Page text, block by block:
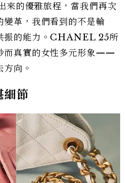
來的優雅旅程，當我們再次
變革，我們看到的不是輪
振的能力。CHANEL 25所
而真實的女性多元形象——
向。
節